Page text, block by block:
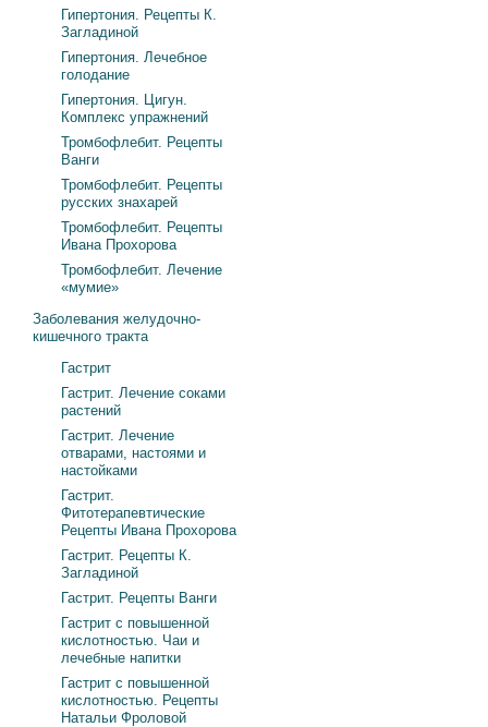
Гипертония. Рецепты К.
Загладиной
Гипертония. Лечебное
голодание
Гипертония. Цигун.
Комплекс упражнений
Тромбофлебит. Рецепты
Ванги
Тромбофлебит. Рецепты
русских знахарей
Тромбофлебит. Рецепты
Ивана Прохорова
Тромбофлебит. Лечение
«мумие»
Заболевания желудочно-
кишечного тракта
Гастрит
Гастрит. Лечение соками
растений
Гастрит. Лечение
отварами, настоями и
настойками
Гастрит.
Фитотерапевтические
Рецепты Ивана Прохорова
Гастрит. Рецепты К.
Загладиной
Гастрит. Рецепты Ванги
Гастрит с повышенной
кислотностью. Чаи и
лечебные напитки
Гастрит с повышенной
кислотностью. Рецепты
Натальи Фроловой